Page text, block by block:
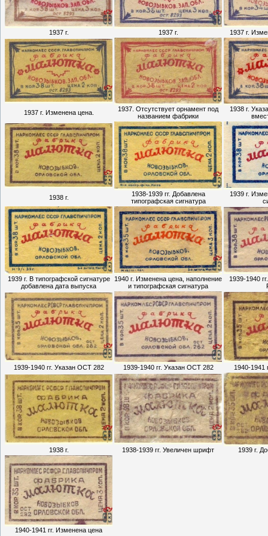
1937 г. 1937 г. 1937 г.
1937 г. Изменена цена.
1937. Отсутствует орнамент под
названием фабрики
1938 г.
1938 г.
1938-1939 гг. Добавлена
типографская сигнатура
1939 г.
1939 г. В типографской сигнатуре
добавлена дата выпуска
1940 г. Изменена цена, наполнение
и типографская сигнатура
1939-1940
1939-1940 гг. Указан ОСТ 282 1939-1940 гг. Указан ОСТ 282 1940-1941
1938 г. 1938-1939 гг. Увеличен шрифт 1939 г.
1940-1941 гг. Изменена цена